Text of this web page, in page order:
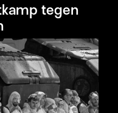
tegen